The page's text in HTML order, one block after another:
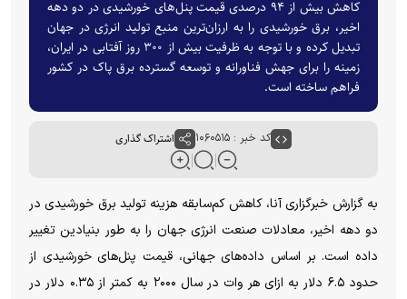
کاهش بیش از ۹۴ درصدی قیمت پنل‌های خورشیدی در دو دهه
اخیر، برق خورشیدی را به ارزان‌ترین منبع تولید انرژی در جهان
تبدیل کرده و با توجه به ظرفیت بیش از ۳۰۰ روز آفتابی در ایران،
زمینه را برای جهش فناورانه و توسعه گسترده برق پاک در کشور
فراهم ساخته است.
کد خبر : ۱۰۶۰۵۱۵ اشتراک گذاری
به گزارش خبرگزاری آنا، کاهش کم‌سابقه هزینه تولید برق خورشیدی در
دو دهه اخیر، معادلات صنعت انرژی جهان را به طور بنیادین تغییر
داده است. بر اساس داده‌های جهانی، قیمت پنل‌های خورشیدی از
حدود ۶.۵ دلار به ازای هر وات در سال ۲۰۰۰ به کمتر از ۰.۳۵ دلار در